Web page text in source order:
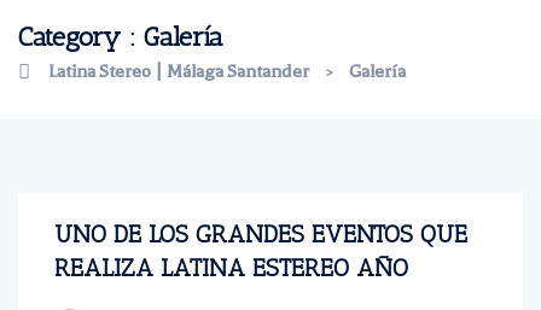
Category : Galería
Latina Stereo | Málaga Santander > Galería
UNO DE LOS GRANDES EVENTOS QUE
REALIZA LATINA ESTEREO AÑO